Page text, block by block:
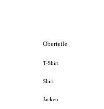
Oberteile
T-Shirt
Shirt
Jacken